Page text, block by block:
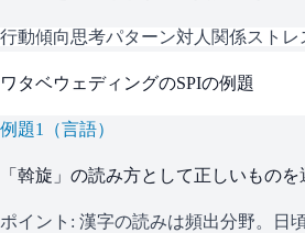
行動傾向思考パターン対人関係ストレ
ワタベウェディングのSPIの例題
例題1 （言語）
「斡旋」の読み方として正しいものを
ポイント: 漢字の読みは頻出分野。日